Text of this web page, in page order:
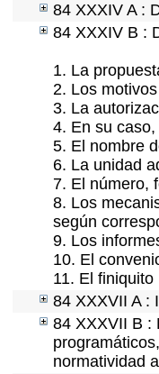
84 XXXIV A :
84 XXXIV B :
1. La
2. Los
3. La
4. En su
5. El nombre
6. La unidad
7. El número,
8. Los
según
9. Los
10. El
11. El finiquito
84 XXXVII A :
84 XXXVII B :
normatividad